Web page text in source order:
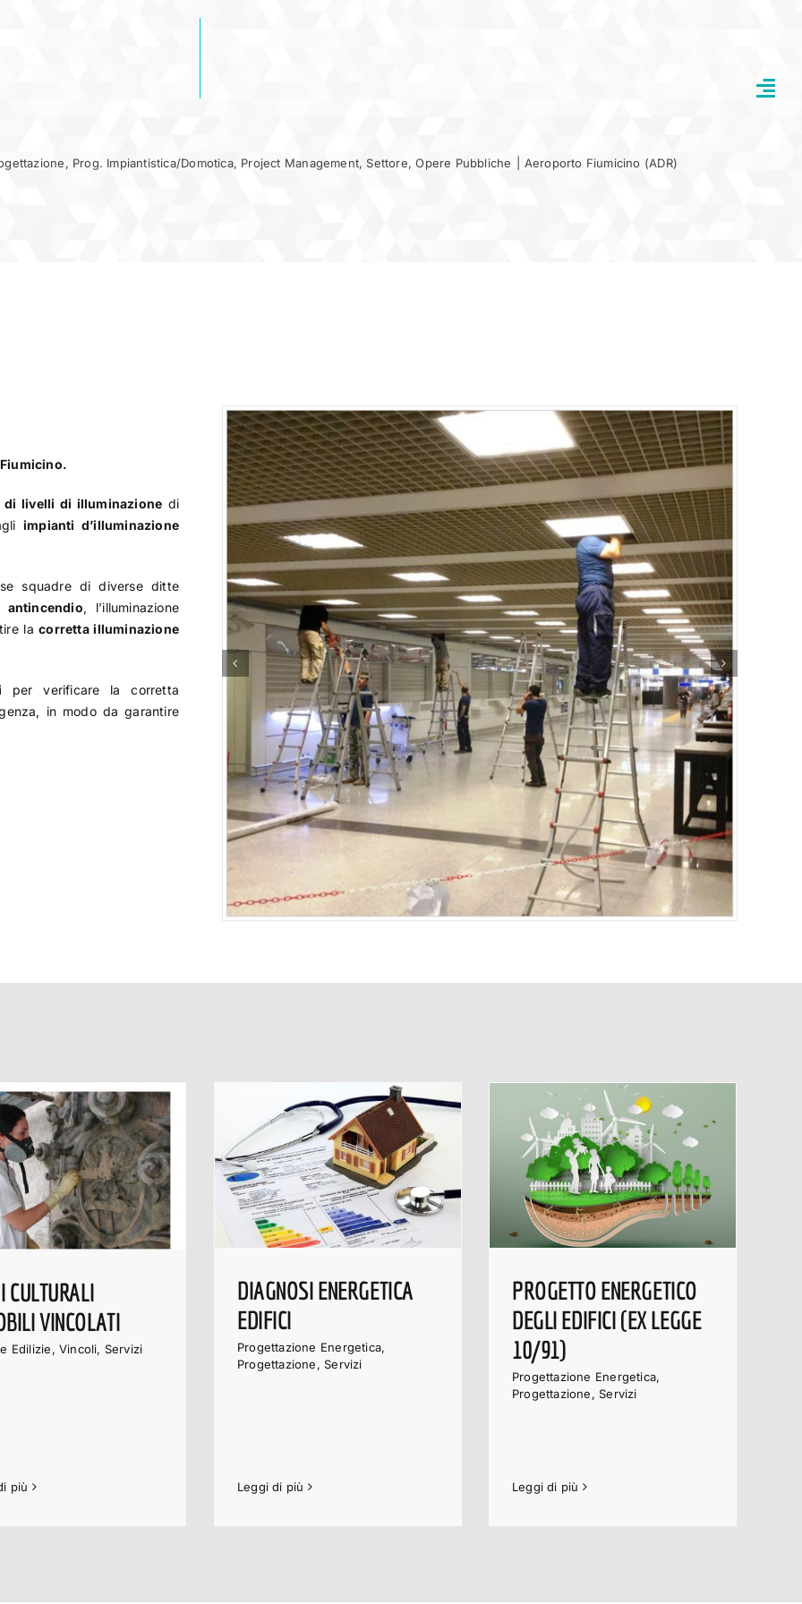
, Prog. Impiantistica/Domotica, Project Management, Settore,Opere Pubbliche Aeroporto Fiumicino (ADR)
di livelli di illuminazione di
impianti d’illuminazione
squadre di diverse ditte
antincendio, l’illuminazione
lacorretta illuminazione
per verificare la corretta
in modo da garantire
CULTURALI
VINCOLATI
Edilizie, Vincoli, Servizi
più
DIAGNOSI ENERGETICA
EDIFICI
DIAGNOSI ENERGETICA
EDIFICI
Progettazione Energetica,
Progettazione,Servizi
Leggi di più
PROGETTO ENERGETICO
DEGLI EDIFICI (EX LEGGE
10/91)
PROGETTO ENERGETICO
DEGLI EDIFICI (EX LEGGE
10/91)
Progettazione Energetica,
Progettazione,Servizi
Leggi di più